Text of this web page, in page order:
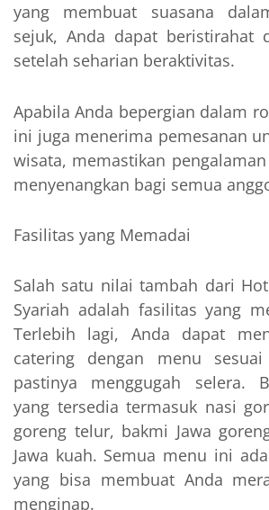
yang membuat suasana
sejuk, Anda dapat beristirahat
setelah seharian beraktivitas.
Apabila Anda bepergian dalam
ini juga menerima pemesanan
wisata, memastikan
menyenangkan bagi semua
Fasilitas yang Memadai
Salah satu nilai tambah dari
Syariah adalah fasilitas yang
Terlebih lagi, Anda dapat
catering dengan menu
pastinya menggugah selera.
yang tersedia termasuk nasi
goreng telur, bakmi Jawa
Jawa kuah. Semua menu ini
yang bisa membuat Anda
menginap.